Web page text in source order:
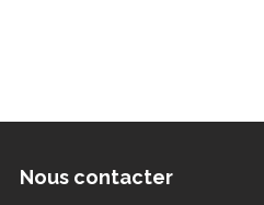
Nous contacter